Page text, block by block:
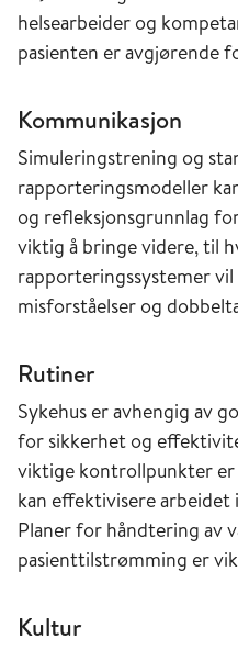
helsearbeider og
pasienten er avgjørende
Kommunikasjon
Simuleringstrening og
rapporteringsmodeller
og refleksjonsgrunnlag
viktig å bringe videre, til
rapporteringssystemer
misforståelser og
Rutiner
Sykehus er avhengig av
for sikkerhet og
viktige kontrollpunkter
kan effektivisere arbeidet
Planer for håndtering av
pasienttilstrømming er
Kultur